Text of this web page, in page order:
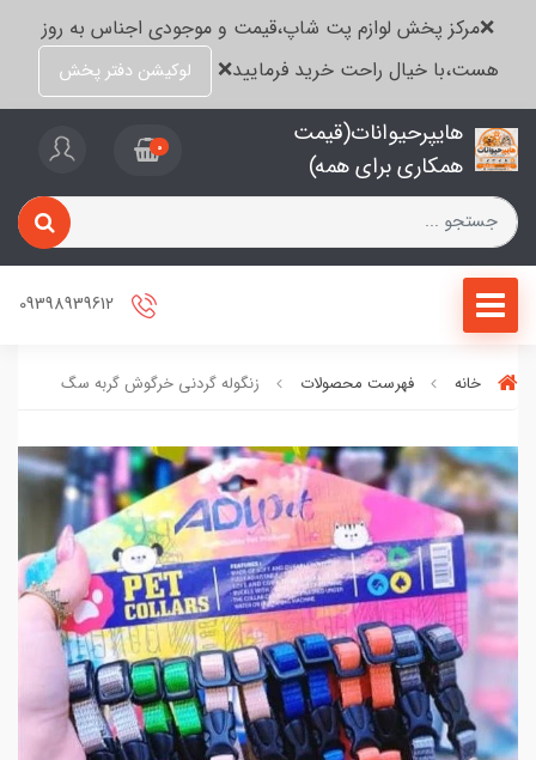
❌مرکز پخش لوازم پت شاپ،قیمت و موجودی اجناس به روز
هست،با خیال راحت خرید فرمایید❌
لوکیشن دفتر پخش
هایپرحیوانات(قیمت
همکاری برای همه)
0
خانه فهرست محصولات زنگوله گردنی خرگوش گربه سگ